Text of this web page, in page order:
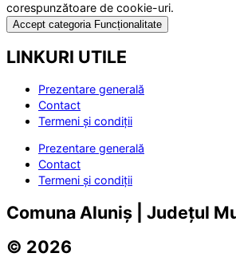
corespunzătoare de cookie-uri.
Accept categoria Funcționalitate
LINKURI UTILE
Prezentare generală
Contact
Termeni și condiții
Prezentare generală
Contact
Termeni și condiții
Comuna Aluniș | Județul
© 2026